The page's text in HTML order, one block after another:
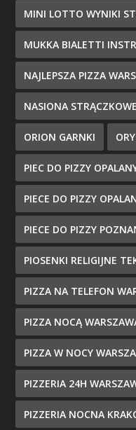
MINI LOTTO WYNIKI
MUKKA BIALETTI
NAJLEPSZA PIZZA
NASIONA STRĄCZKOWE
ORION GARNKI
PIEC DO PIZZY
PIECE DO PIZZY
PIECE DO PIZZY
PIOSENKI RELIGIJNE
PIZZA NA TELEFON
PIZZA NOCĄ
PIZZA W NOCY
PIZZERIA 24H
PIZZERIA NOCNA